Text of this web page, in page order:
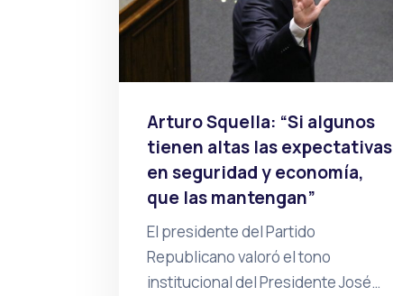
Arturo Squella: “Si algunos
tienen altas las expectativas
en seguridad y economía,
que las mantengan”
El presidente del Partido
Republicano valoró el tono
institucional del Presidente José…